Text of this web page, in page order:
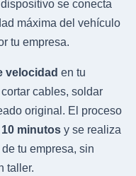
se conecta
máxima del vehículo
tu empresa.
velocidad en tu
cables, soldar
original. El proceso
10 minutosy se realiza
tu empresa, sin
taller.